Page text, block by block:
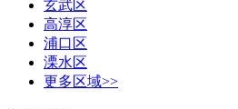
玄武区
高淳区
浦口区
溧水区
更多区域>>